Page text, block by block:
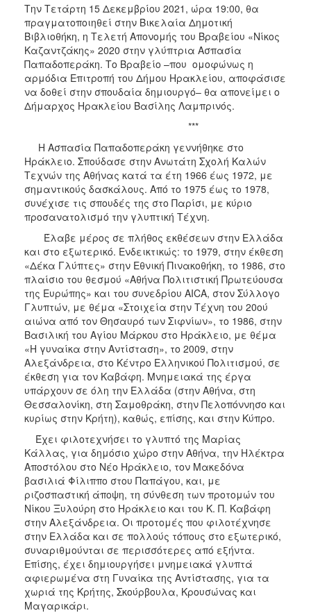
Την Τετάρτη 15 Δεκεμβρίου 2021, ώρα 19:00, θα
πραγματοποιηθεί στην Βικελαία Δημοτική
Βιβλιοθήκη, η Τελετή Απονομής του Βραβείου «Νίκος
Καζαντζάκης» 2020 στην γλύπτρια Ασπασία
Παπαδοπεράκη. Το Βραβείο –που ομοφώνως η
αρμόδια Επιτροπή του Δήμου Ηρακλείου, αποφάσισε
να δοθεί στην σπουδαία δημιουργό– θα απονείμει ο
Δήμαρχος Ηρακλείου Βασίλης Λαμπρινός.
***
Η Ασπασία Παπαδοπεράκη γεννήθηκε στο
Ηράκλειο. Σπούδασε στην Ανωτάτη Σχολή Καλών
Τεχνών της Αθήνας κατά τα έτη 1966 έως 1972, με
σημαντικούς δασκάλους. Από το 1975 έως το 1978,
συνέχισε τις σπουδές της στο Παρίσι, με κύριο
προσανατολισμό την γλυπτική Τέχνη.
Έλαβε μέρος σε πλήθος εκθέσεων στην Ελλάδα
και στο εξωτερικό. Ενδεικτικώς: το 1979, στην έκθεση
«Δέκα Γλύπτες» στην Εθνική Πινακοθήκη, το 1986, στο
πλαίσιο του θεσμού «Αθήνα Πολιτιστική Πρωτεύουσα
της Ευρώπης» και του συνεδρίου AICA, στον Σύλλογο
Γλυπτών, με θέμα «Στοιχεία στην Τέχνη του 20ού
αιώνα από τον Θησαυρό των Σιφνίων», το 1986, στην
Βασιλική του Αγίου Μάρκου στο Ηράκλειο, με θέμα
«Η γυναίκα στην Αντίσταση», το 2009, στην
Αλεξάνδρεια, στο Κέντρο Ελληνικού Πολιτισμού, σε
έκθεση για τον Καβάφη. Μνημειακά της έργα
υπάρχουν σε όλη την Ελλάδα (στην Αθήνα, στη
Θεσσαλονίκη, στη Σαμοθράκη, στην Πελοπόννησο και
κυρίως στην Κρήτη), καθώς, επίσης, και στην Κύπρο.
Έχει φιλοτεχνήσει το γλυπτό της Μαρίας
Κάλλας, για δημόσιο χώρο στην Αθήνα, την Ηλέκτρα
Αποστόλου στο Νέο Ηράκλειο, τον Μακεδόνα
βασιλιά Φίλιππο στου Παπάγου, και, με
ριζοσπαστική άποψη, τη σύνθεση των προτομών του
Νίκου Ξυλούρη στο Ηράκλειο και του Κ. Π. Καβάφη
στην Αλεξάνδρεια. Οι προτομές που φιλοτέχνησε
στην Ελλάδα και σε πολλούς τόπους στο εξωτερικό,
συναριθμούνται σε περισσότερες από εξήντα.
Επίσης, έχει δημιουργήσει μνημειακά γλυπτά
αφιερωμένα στη Γυναίκα της Αντίστασης, για τα
χωριά της Κρήτης, Σκούρβουλα, Κρουσώνας και
Μαγαρικάρι.